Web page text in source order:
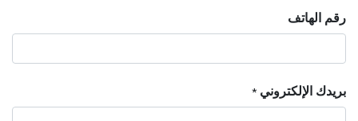
رقم الهاتف
بريدك الإلكتروني *